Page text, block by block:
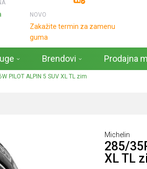
NOVO
Zakažite termin za zamenu
guma
Brendovi Prodajna
PILOT ALPIN 5 SUV XL TL zim
Michelin
285/
XL TL